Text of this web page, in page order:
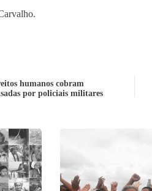
humanos cobram
por policiais militares